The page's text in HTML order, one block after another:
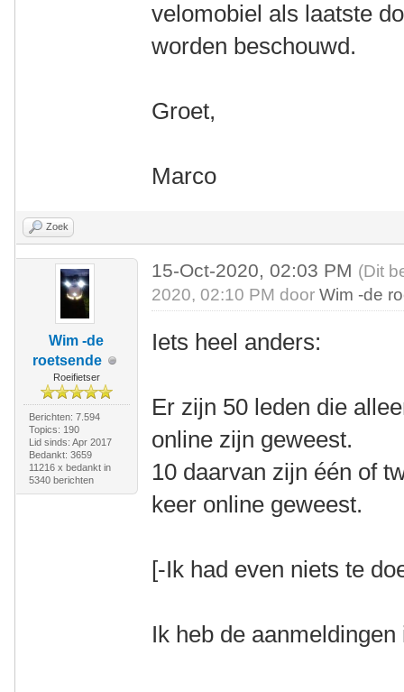
velomobiel als laatste
worden beschouwd.
Groet,
Marco
Zoek
Wim -de
roetsende
Roeifietser
Berichten: 7.594
Topics: 190
Lid sinds: Apr 2017
Bedankt: 3659
11216 x bedankt in
5340 berichten
15-Oct-2020, 02:03 PM (Dit
2020, 02:10 PM doorWim -de
Iets heel anders:
Er zijn 50 leden die
online zijn geweest.
10 daarvan zijn één of
keer online geweest.
[-Ik had even niets te
Ik heb de